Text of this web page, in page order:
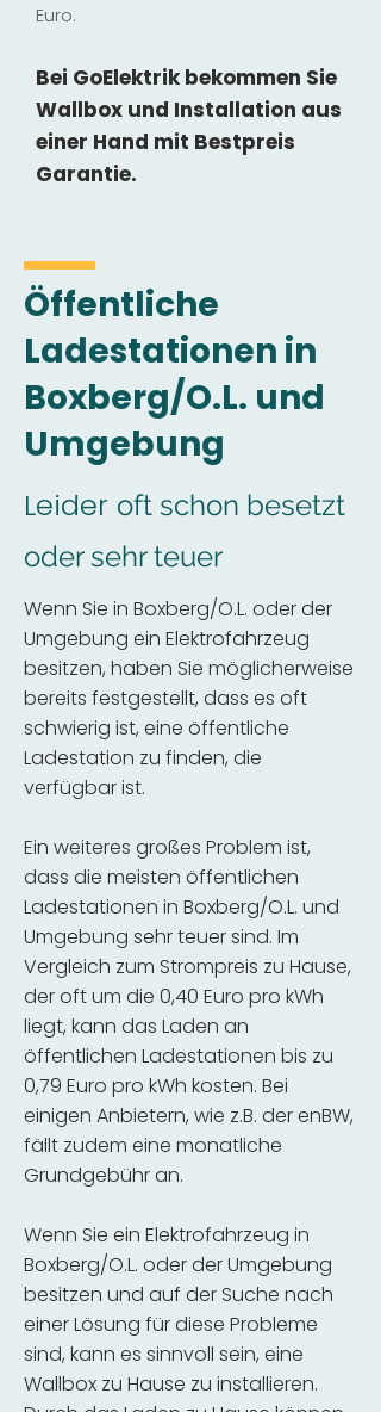
Euro.
Bei GoElektrik bekommen Sie
Wallbox und Installation aus
einer Hand mit Bestpreis
Garantie.
Öffentliche
Ladestationen in
Boxberg/O.L. und
Umgebung
Leider oft schon besetzt
oder sehr teuer
Wenn Sie in Boxberg/O.L. oder der
Umgebung ein Elektrofahrzeug
besitzen, haben Sie möglicherweise
bereits festgestellt, dass es oft
schwierig ist, eine öffentliche
Ladestation zu finden, die
verfügbar ist.
Ein weiteres großes Problem ist,
dass die meisten öffentlichen
Ladestationen in Boxberg/O.L. und
Umgebung sehr teuer sind. Im
Vergleich zum Strompreis zu Hause,
der oft um die 0,40 Euro pro kWh
liegt, kann das Laden an
öffentlichen Ladestationen bis zu
0,79 Euro pro kWh kosten. Bei
einigen Anbietern, wie z.B. der enBW,
fällt zudem eine monatliche
Grundgebühr an.
Wenn Sie ein Elektrofahrzeug in
Boxberg/O.L. oder der Umgebung
besitzen und auf der Suche nach
einer Lösung für diese Probleme
sind, kann es sinnvoll sein, eine
Wallbox zu Hause zu installieren.